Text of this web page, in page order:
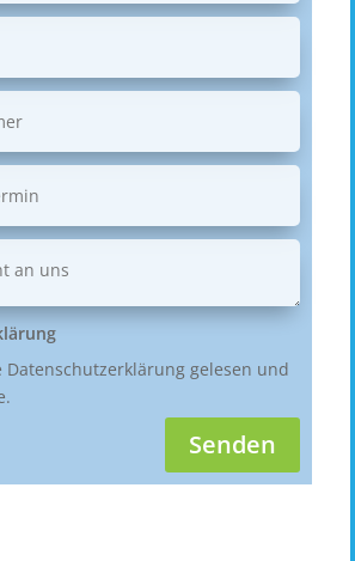
Datenschutzerklärung gelesen und
Senden